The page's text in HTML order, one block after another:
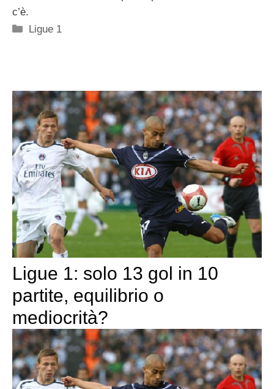
c’è.
Categorie
Ligue 1
Ligue 1: solo 13 gol in 10
partite, equilibrio o
mediocrità?